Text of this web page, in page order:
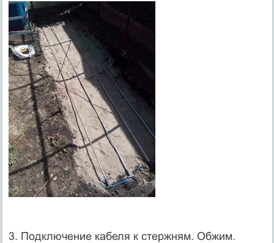
3. Подключение кабеля к стержням. Обжим.